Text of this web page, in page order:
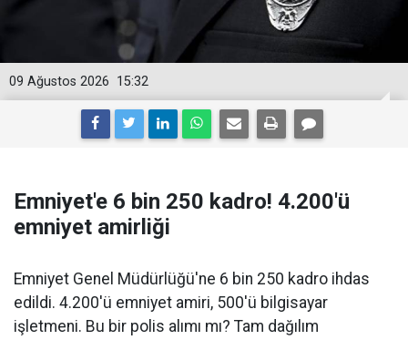
15:32
09 Ağustos 2026
Emniyet'e 6 bin 250 kadro! 4.200'ü
emniyet amirliği
Emniyet Genel Müdürlüğü'ne 6 bin 250 kadro ihdas
edildi. 4.200'ü emniyet amiri, 500'ü bilgisayar
işletmeni. Bu bir polis alımı mı? Tam dağılım